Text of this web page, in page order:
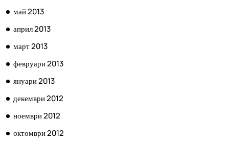
май 2013
април 2013
март 2013
февруари 2013
януари 2013
декември 2012
ноември 2012
октомври 2012